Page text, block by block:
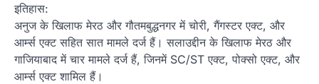
इतिहास:
अनुज के खिलाफ मेरठ और गौतमबुद्धनगर में चोरी, गैंगस्टर एक्ट, और
आर्म्स एक्ट सहित सात मामले दर्ज हैं। सलाउद्दीन के खिलाफ मेरठ और
गाजियाबाद में चार मामले दर्ज हैं, जिनमें SC/ST एक्ट, पोक्सो एक्ट, और
आर्म्स एक्ट शामिल हैं।